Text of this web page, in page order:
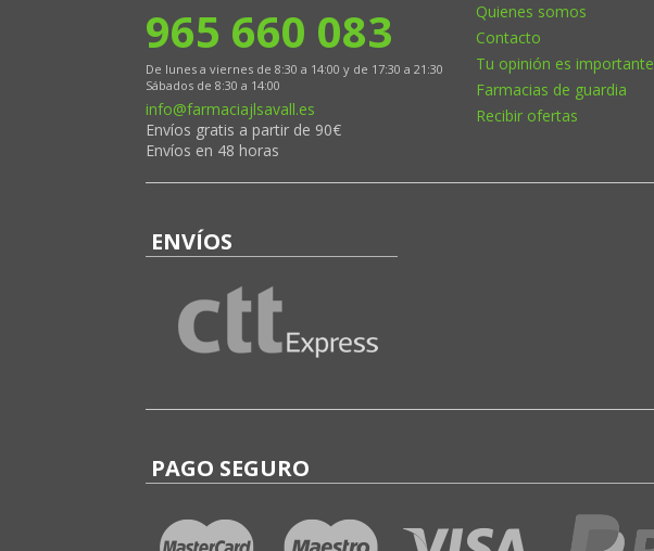
965 660 083
De lunes a viernes de 8:30 a 14:00 y de 17:30 a 21:30
Sábados de 8:30 a 14:00
info@farmaciajlsavall.es
Envíos gratis a partir de 90€
Envíos en 48 horas
Quienes somos
Contacto
Tu opinión es importante
Farmacias de guardia
Recibir ofertas
ENVÍOS
PAGO SEGURO